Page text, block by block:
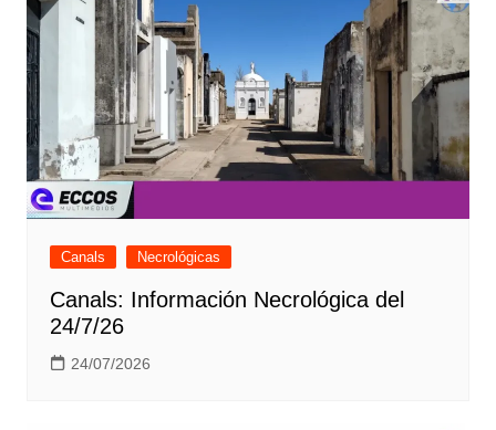
Canals Necrológicas
Canals: Información Necrológica del
24/7/26
24/07/2026